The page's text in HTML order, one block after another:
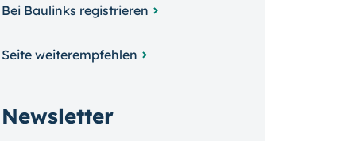
Bei Baulinks registrieren
Seite weiterempfehlen
Newsletter